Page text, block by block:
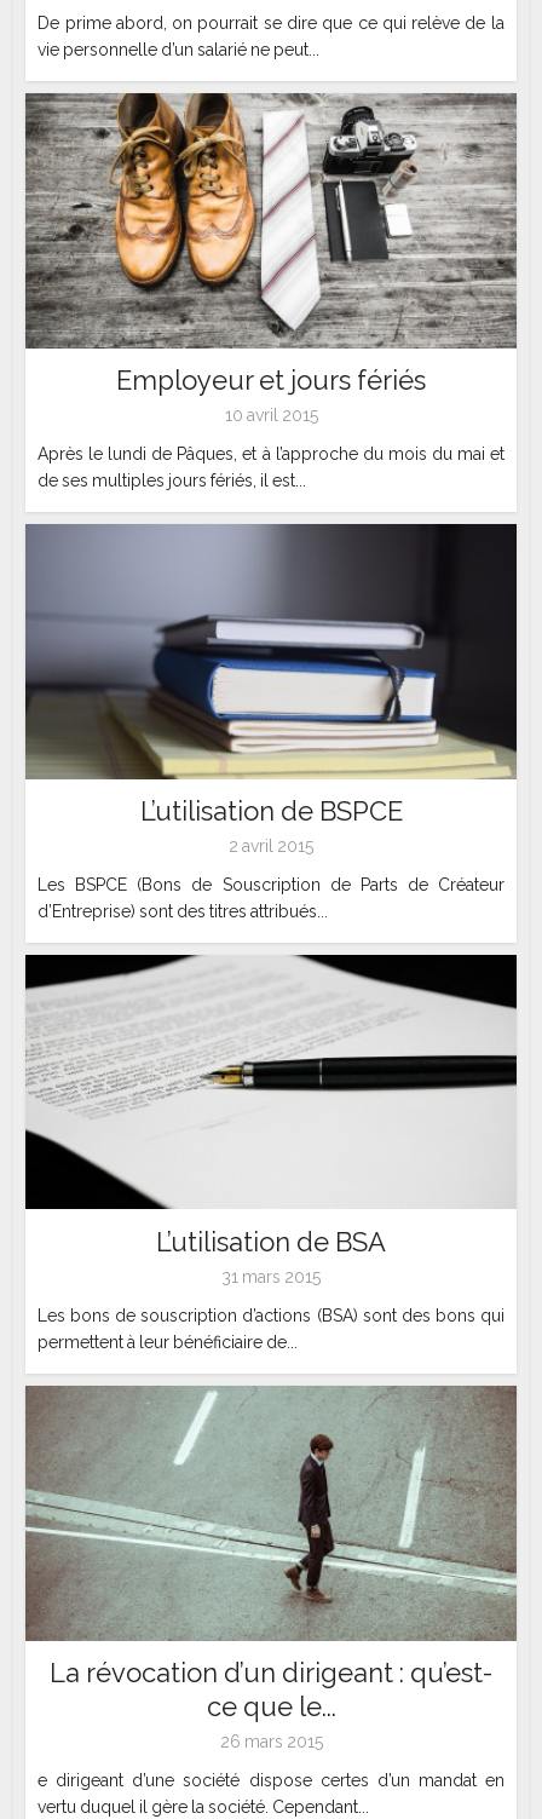
De prime abord, on pourrait se dire que ce qui relève de la
vie personnelle d’un salarié ne peut...
Employeur et jours fériés
10 avril 2015
Après le lundi de Pâques, et à l’approche du mois du mai et
de ses multiples jours fériés, il est...
L’utilisation de BSPCE
2 avril 2015
Les BSPCE (Bons de Souscription de Parts de Créateur
d’Entreprise) sont des titres attribués...
L’utilisation de BSA
31 mars 2015
Les bons de souscription d’actions (BSA) sont des bons qui
permettent à leur bénéficiaire de...
La révocation d’un dirigeant : qu’est-
ce que le...
26 mars 2015
e dirigeant d’une société dispose certes d’un mandat en
vertu duquel il gère la société. Cependant...